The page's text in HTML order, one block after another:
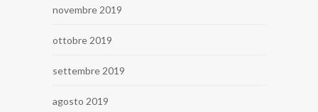
novembre 2019
ottobre 2019
settembre 2019
agosto 2019